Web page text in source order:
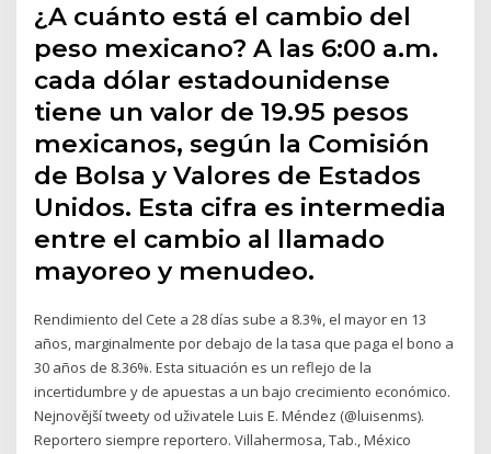
¿A cuánto está el cambio del
peso mexicano? A las 6:00 a.m.
cada dólar estadounidense
tiene un valor de 19.95 pesos
mexicanos, según la Comisión
de Bolsa y Valores de Estados
Unidos. Esta cifra es intermedia
entre el cambio al llamado
mayoreo y menudeo.
Rendimiento del Cete a 28 días sube a 8.3%, el mayor en 13
años, marginalmente por debajo de la tasa que paga el bono a
30 años de 8.36%. Esta situación es un reflejo de la
incertidumbre y de apuestas a un bajo crecimiento económico.
Nejnovější tweety od uživatele Luis E. Méndez (@luisenms).
Reportero siempre reportero. Villahermosa, Tab., México